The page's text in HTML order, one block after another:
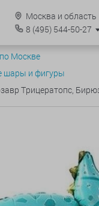
Москва и область
8 (495)544-50-27
Москве
шары и фигуры
Трицератопс,